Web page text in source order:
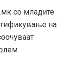
со младите
на